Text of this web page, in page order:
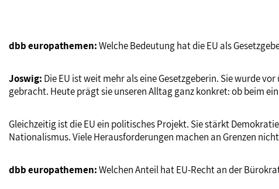
dbb europathemen:Welche Bedeutung hat die EU als
Joswig: Die EU ist weit mehr als eine Gesetzgeberin. Sie wurde
gebracht. Heute prägt sie unseren Alltag ganz konkret: ob beim
Gleichzeitig ist die EU ein politisches Projekt. Sie stärkt
Nationalismus. Viele Herausforderungen machen an Grenzen
dbb europathemen:Welchen Anteil hat EU-Recht an der